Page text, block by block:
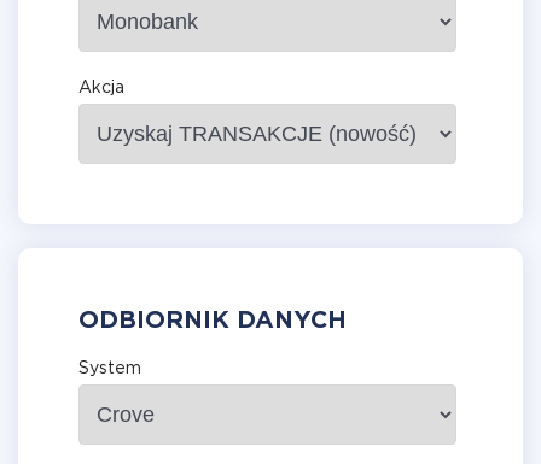
Akcja
ODBIORNIK DANYCH
System